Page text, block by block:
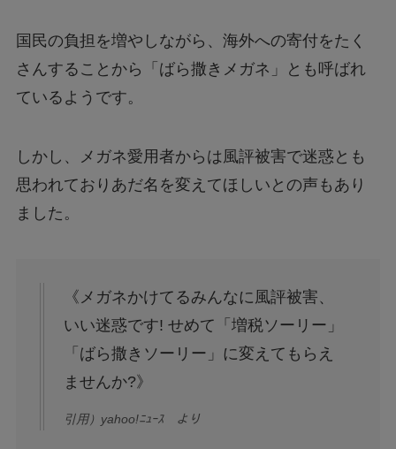
国民の負担を増やしながら、海外への寄付をたく
さんすることから「ばら撒きメガネ」とも呼ばれ
ているようです。
しかし、メガネ愛用者からは風評被害で迷惑とも
思われておりあだ名を変えてほしいとの声もあり
ました。
《メガネかけてるみんなに風評被害、
いい迷惑です! せめて「増税ソーリー」
「ばら撒きソーリー」に変えてもらえ
ませんか?》
引用）yahoo!ﾆｭｰｽ より